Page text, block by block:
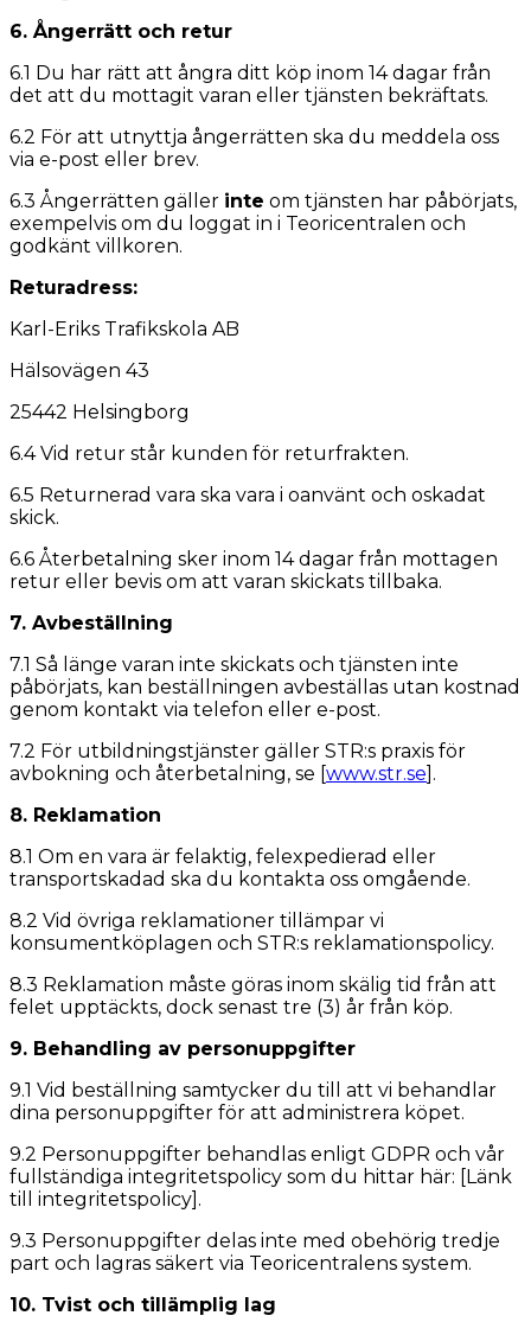
6. Ångerrätt och retur
6.1 Du har rätt att ångra ditt köp inom 14 dagar från
det att du mottagit varan eller tjänsten bekräftats.
6.2 För att utnyttja ångerrätten ska du meddela oss
via e-post eller brev.
6.3 Ångerrätten gäller inte om tjänsten har påbörjats,
exempelvis om du loggat in i Teoricentralen och
godkänt villkoren.
Returadress:
Karl-Eriks Trafikskola AB
Hälsovägen 43
25442 Helsingborg
6.4 Vid retur står kunden för returfrakten.
6.5 Returnerad vara ska vara i oanvänt och oskadat
skick.
6.6 Återbetalning sker inom 14 dagar från mottagen
retur eller bevis om att varan skickats tillbaka.
7. Avbeställning
7.1 Så länge varan inte skickats och tjänsten inte
påbörjats, kan beställningen avbeställas utan kostnad
genom kontakt via telefon eller e-post.
7.2 För utbildningstjänster gäller STR:s praxis för
avbokning och återbetalning, se [www.str.se].
8. Reklamation
8.1 Om en vara är felaktig, felexpedierad eller
transportskadad ska du kontakta oss omgående.
8.2 Vid övriga reklamationer tillämpar vi
konsumentköplagen och STR:s reklamationspolicy.
8.3 Reklamation måste göras inom skälig tid från att
felet upptäckts, dock senast tre (3) år från köp.
9. Behandling av personuppgifter
9.1 Vid beställning samtycker du till att vi behandlar
dina personuppgifter för att administrera köpet.
9.2 Personuppgifter behandlas enligt GDPR och vår
fullständiga integritetspolicy som du hittar här: [Länk
till integritetspolicy].
9.3 Personuppgifter delas inte med obehörig tredje
part och lagras säkert via Teoricentralens system.
10. Tvist och tillämplig lag